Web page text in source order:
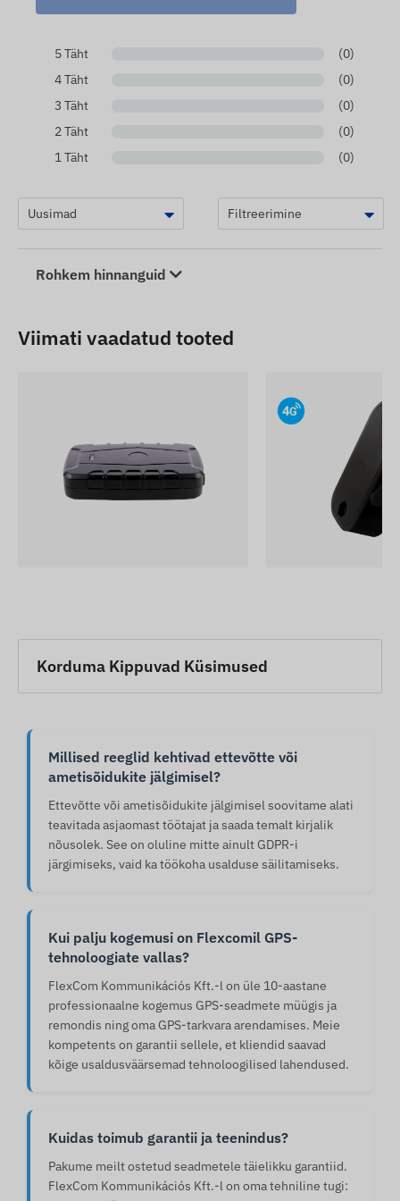
5 Täht
(0)
4 Täht
(0)
3 Täht
(0)
2 Täht
(0)
1 Täht
(0)
Rohkem hinnanguid
Viimati vaadatud tooted
Korduma Kippuvad Küsimused
Millised reeglid kehtivad ettevõtte või
ametisõidukite jälgimisel?
Ettevõtte või ametisõidukite jälgimisel soovitame alati
teavitada asjaomast töötajat ja saada temalt kirjalik
nõusolek. See on oluline mitte ainult GDPR-i
järgimiseks, vaid ka töökoha usalduse säilitamiseks.
Kui palju kogemusi on Flexcomil GPS-
tehnoloogiate vallas?
FlexCom Kommunikációs Kft.-l on üle 10-aastane
professionaalne kogemus GPS-seadmete müügis ja
remondis ning oma GPS-tarkvara arendamises. Meie
kompetents on garantii sellele, et kliendid saavad
kõige usaldusväärsemad tehnoloogilised lahendused.
Kuidas toimub garantii ja teenindus?
Pakume meilt ostetud seadmetele täielikku garantiid.
FlexCom Kommunikációs Kft.-l on oma tehniline tugi: